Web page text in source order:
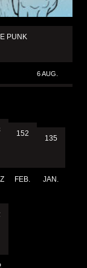
PUNK
6 AUG.
152
FEB.
135
JAN.